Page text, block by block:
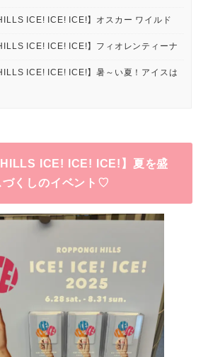
ICE! ICE! ICE!】オスカー ワイルド
ICE! ICE! ICE!】フィオレンティーナ
ICE! ICE! ICE!】暑～い夏！アイスは
HILLS ICE! ICE! ICE!】夏を盛
づくしのイベント♡